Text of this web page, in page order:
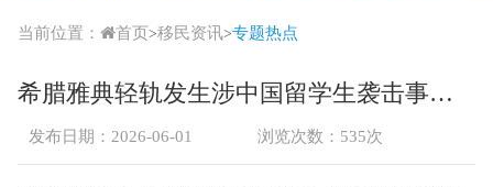
当前位置： 首页>移民资讯>专题热点
希腊雅典轻轨发生涉中国留学生袭击事件 受害者公开维权引关注
发布日期：2026-06-01 浏览次数：535次